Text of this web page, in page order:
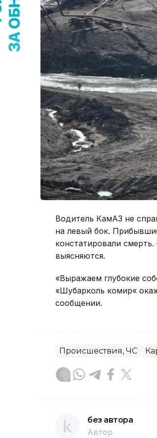
Водитель КамАЗ не
на левый бок.
констатировали
выясняются.
«Выражаем глубокие
«Шубарколь комир«
сообщении.
Происшествия, ЧС
без автора
Автор